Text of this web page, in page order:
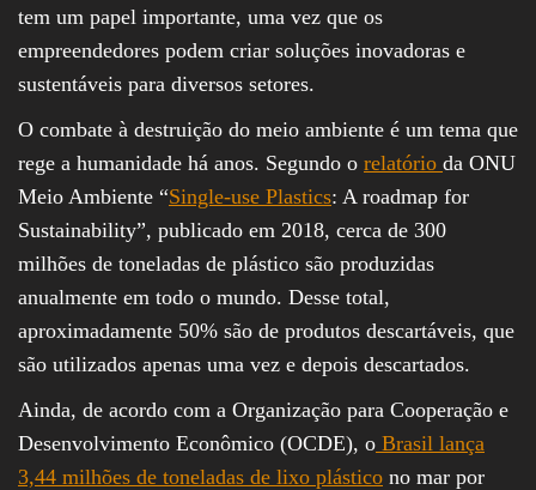
tem um papel importante, uma vez que os
empreendedores podem criar soluções inovadoras e
sustentáveis para diversos setores.
O combate à destruição do meio ambiente é um tema que
rege a humanidade há anos. Segundo o relatório da ONU
Meio Ambiente “Single-use Plastics: A roadmap for
Sustainability”, publicado em 2018, cerca de 300
milhões de toneladas de plástico são produzidas
anualmente em todo o mundo. Desse total,
aproximadamente 50% são de produtos descartáveis, que
são utilizados apenas uma vez e depois descartados.
Ainda, de acordo com a Organização para Cooperação e
Desenvolvimento Econômico (OCDE), o Brasil lança
3,44 milhões de toneladas de lixo plástico no mar por